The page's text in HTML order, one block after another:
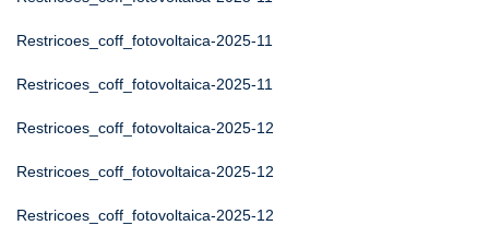
Restricoes_coff_fotovoltaica-2025-11
Restricoes_coff_fotovoltaica-2025-11
Restricoes_coff_fotovoltaica-2025-12
Restricoes_coff_fotovoltaica-2025-12
Restricoes_coff_fotovoltaica-2025-12